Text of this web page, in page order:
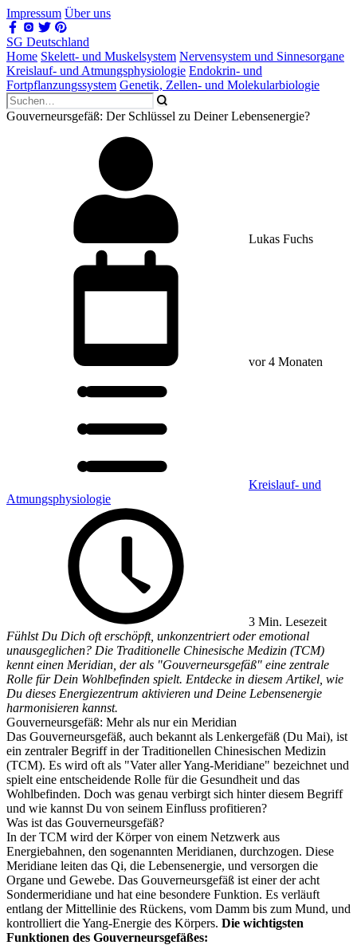
Impressum Über uns
SG Deutschland
Home Skelett- und Muskelsystem Nervensystem und Sinnesorgane
Kreislauf- und Atmungsphysiologie Endokrin- und
Fortpflanzungssystem Genetik, Zellen- und Molekularbiologie
Gouverneursgefäß: Der Schlüssel zu Deiner Lebensenergie?
Lukas Fuchs
vor 4 Monaten
Kreislauf- und
Atmungsphysiologie
3 Min. Lesezeit
Fühlst Du Dich oft erschöpft, unkonzentriert oder emotional
unausgeglichen? Die Traditionelle Chinesische Medizin (TCM)
kennt einen Meridian, der als "Gouverneursgefäß" eine zentrale
Rolle für Dein Wohlbefinden spielt. Entdecke in diesem Artikel, wie
Du dieses Energiezentrum aktivieren und Deine Lebensenergie
harmonisieren kannst.
Gouverneursgefäß: Mehr als nur ein Meridian
Das Gouverneursgefäß, auch bekannt als Lenkergefäß (Du Mai), ist
ein zentraler Begriff in der Traditionellen Chinesischen Medizin
(TCM). Es wird oft als "Vater aller Yang-Meridiane" bezeichnet und
spielt eine entscheidende Rolle für die Gesundheit und das
Wohlbefinden. Doch was genau verbirgt sich hinter diesem Begriff
und wie kannst Du von seinem Einfluss profitieren?
Was ist das Gouverneursgefäß?
In der TCM wird der Körper von einem Netzwerk aus
Energiebahnen, den sogenannten Meridianen, durchzogen. Diese
Meridiane leiten das Qi, die Lebensenergie, und versorgen die
Organe und Gewebe. Das Gouverneursgefäß ist einer der acht
Sondermeridiane und hat eine besondere Funktion. Es verläuft
entlang der Mittellinie des Rückens, vom Damm bis zum Mund, und
kontrolliert die Yang-Energie des Körpers. Die wichtigsten
Funktionen des Gouverneursgefäßes: